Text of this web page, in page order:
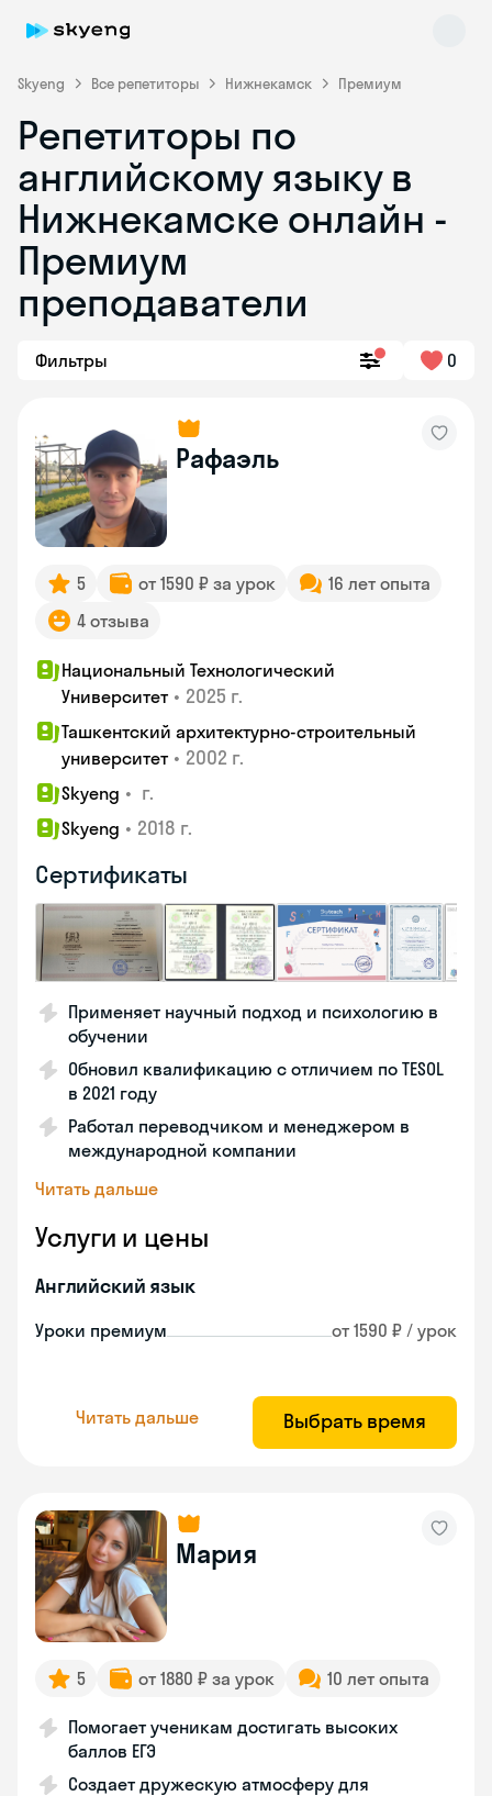
Skyeng Все репетиторы Нижнекамск Премиум
Репетиторы по
английскому языку в
Нижнекамске онлайн -
Премиум
преподаватели
Фильтры 0
Рафаэль
5 от 1590 ₽ за урок
16 лет опыта
4 отзыва
Национальный Технологический
Университет • 2025 г.
Ташкентский архитектурно-строительный
университет • 2002 г.
Skyeng • г.
Skyeng • 2018 г.
Сертификаты
Применяет научный подход и психологию в
обучении
Обновил квалификацию с отличием по TESOL
в 2021 году
Работал переводчиком и менеджером в
международной компании
Читать дальше
Услуги и цены
Английский язык
Уроки премиум от 1590 ₽ / урок
Читать дальше Выбрать время
Мария
5 от 1880 ₽ за урок 10 лет опыта
Помогает ученикам достигать высоких
баллов ЕГЭ
Создает дружескую атмосферу для
Skyeng Chat
online